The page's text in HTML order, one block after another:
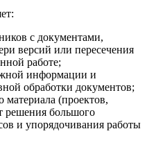
с документами,
версий или пересечения
работе;
информации и
обработки документов;
материала (проектов,
решения большого
и упорядочивания работы